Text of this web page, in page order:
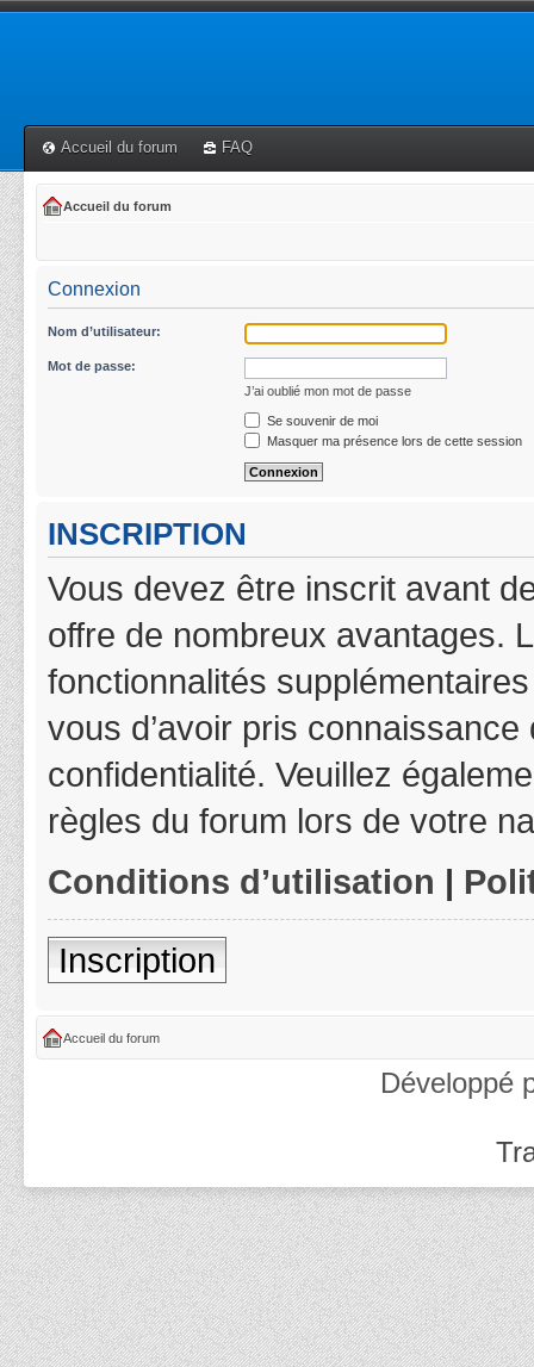
Accueil du forum FAQ
Accueil du forum
Connexion
Nom d’utilisateur:
Mot de passe:
J’ai oublié mon mot de passe
Se souvenir de moi
Masquer ma présence lors de cette session
INSCRIPTION
Vous devez être inscrit avant
offre de nombreux avantages.
fonctionnalités
vous d’avoir pris
confidentialité. Veuillez
règles du forum lors de votre
Conditions d’utilisation |
Inscription
Accueil du forum
Développé